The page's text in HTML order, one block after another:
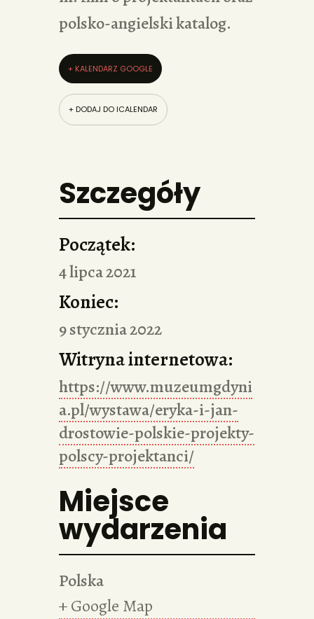
polsko-angielski katalog.
+ KALENDARZ GOOGLE
+ DODAJ DO ICALENDAR
Szczegóły
Początek:
4 lipca 2021
Koniec:
9 stycznia 2022
Witryna internetowa:
https://www.muzeumgdyni
a.pl/wystawa/eryka-i-jan-
drostowie-polskie-projekty-
polscy-projektanci/
Miejsce
wydarzenia
Polska
+ Google Map